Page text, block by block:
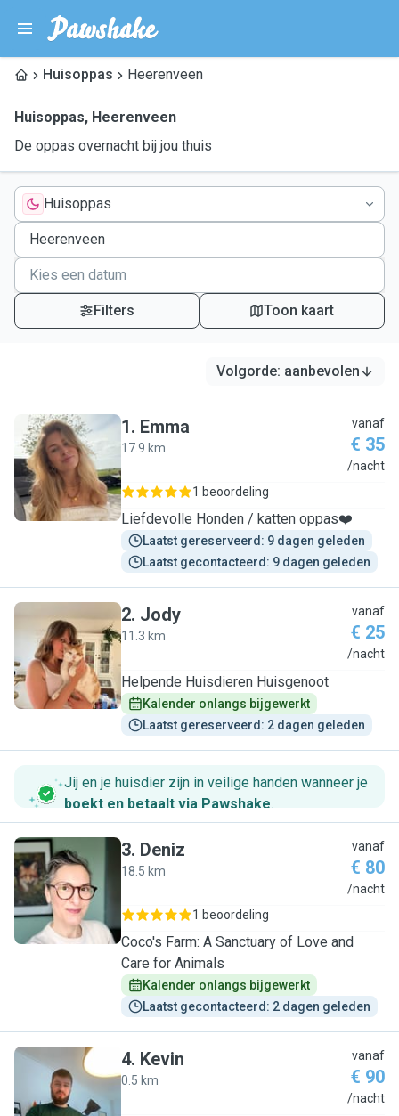
Huisoppas Heerenveen
Huisoppas, Heerenveen
De oppas overnacht bij jou thuis
Huisoppas
Filters Toon kaart
Volgorde: aanbevolen
E
1. Emma
17.9 km
vanaf
€ 35
/nacht
1 beoordeling
Liefdevolle Honden / katten oppas❤️
Laatst gereserveerd: 9 dagen geleden
Laatst gecontacteerd: 9 dagen geleden
J
2. Jody
11.3 km
vanaf
€ 25
/nacht
Helpende Huisdieren Huisgenoot
Kalender onlangs bijgewerkt
Laatst gereserveerd: 2 dagen geleden
Jij en je huisdier zijn in veilige handen wanneer je
boekt en betaalt via Pawshake.
D
3. Deniz
18.5 km
vanaf
€ 80
/nacht
1 beoordeling
Coco's Farm: A Sanctuary of Love and
Care for Animals
Kalender onlangs bijgewerkt
Laatst gecontacteerd: 2 dagen geleden
K
4. Kevin
0.5 km
vanaf
€ 90
/nacht